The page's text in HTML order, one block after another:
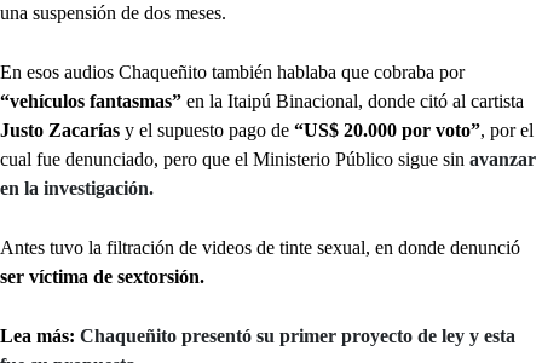
una suspensión de dos meses.
En esos audios Chaqueñito también hablaba que cobraba por
“vehículos fantasmas” en la Itaipú Binacional, donde citó al cartista
Justo Zacarías y el supuesto pago de “US$ 20.000 por voto”, por el
cual fue denunciado, pero que el Ministerio Público sigue sin avanzar
en la investigación.
Antes tuvo la filtración de videos de tinte sexual, en donde denunció
ser víctima de sextorsión.
Lea más: Chaqueñito presentó su primer proyecto de ley y esta